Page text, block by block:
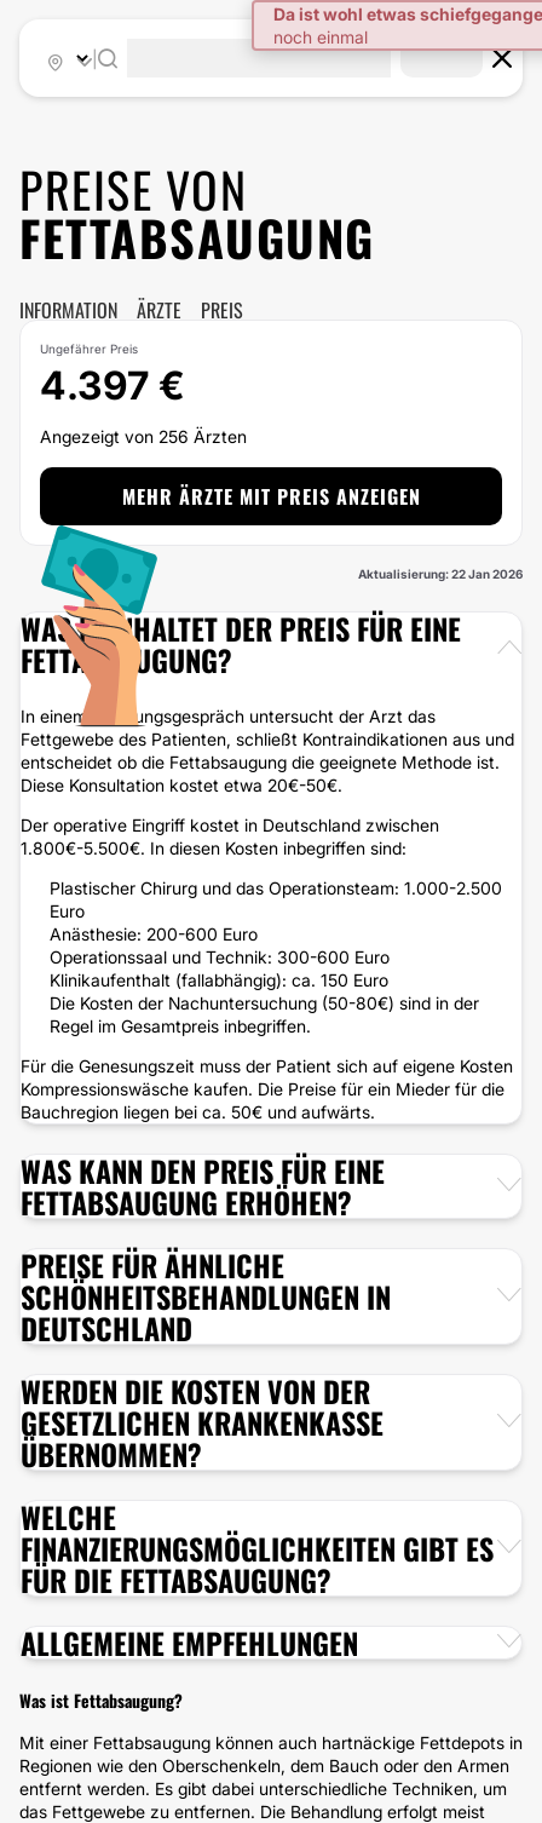
Da ist wohl etwas
noch einmal
PREISE VON
FETTABSAUGUNG
INFORMATION ÄRZTE PREIS
Ungefährer Preis
4.397 €
Angezeigt von 256 Ärzten
MEHR ÄRZTE MIT PREIS ANZEIGEN
Aktualisierung: 22 Jan 2026
WAS BEINHALTET DER PREIS FÜR EINE
FETTABSAUGUNG?
In einem Beratungsgespräch untersucht der Arzt das
Fettgewebe des Patienten, schließt Kontraindikationen aus und
entscheidet ob die Fettabsaugung die geeignete Methode ist.
Diese Konsultation kostet etwa 20€-50€.
Der operative Eingriff kostet in Deutschland zwischen
1.800€-5.500€. In diesen Kosten inbegriffen sind:
Plastischer Chirurg und das Operationsteam: 1.000-2.500
Euro
Anästhesie: 200-600 Euro
Operationssaal und Technik: 300-600 Euro
Klinikaufenthalt (fallabhängig): ca. 150 Euro
Die Kosten der Nachuntersuchung (50-80€) sind in der
Regel im Gesamtpreis inbegriffen.
Für die Genesungszeit muss der Patient sich auf eigene Kosten
Kompressionswäsche kaufen. Die Preise für ein Mieder für die
Bauchregion liegen bei ca. 50€ und aufwärts.
WAS KANN DEN PREIS FÜR EINE
FETTABSAUGUNG ERHÖHEN?
PREISE FÜR ÄHNLICHE
SCHÖNHEITSBEHANDLUNGEN IN
DEUTSCHLAND
WERDEN DIE KOSTEN VON DER
GESETZLICHEN KRANKENKASSE
ÜBERNOMMEN?
WELCHE
FINANZIERUNGSMÖGLICHKEITEN GIBT ES
FÜR DIE FETTABSAUGUNG?
ALLGEMEINE EMPFEHLUNGEN
Was ist Fettabsaugung?
Mit einer Fettabsaugung können auch hartnäckige Fettdepots in
Regionen wie den Oberschenkeln, dem Bauch oder den Armen
entfernt werden. Es gibt dabei unterschiedliche Techniken, um
das Fettgewebe zu entfernen. Die Behandlung erfolgt meist